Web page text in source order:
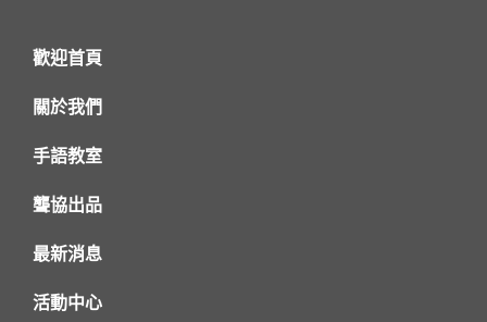
歡迎首頁
關於我們
手語教室
聾協出品
最新消息
活動中心